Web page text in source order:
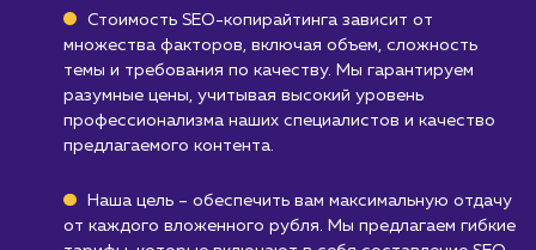
Брендам, не нацеленным на онлайн-
присутствие: Если ваш бизнес не зависит от
онлайн-видимости или присутствия в
интернете, SEO-копирайтинг может быть
важен.
Бизнесам без контент-стратегии: Если
еще не включили создание контента в свою